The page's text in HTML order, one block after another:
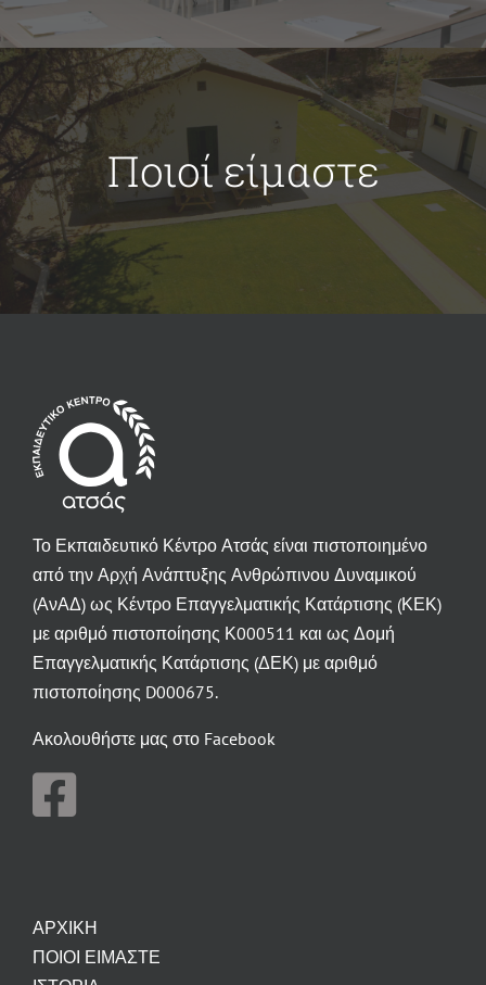
Ποιοί είμαστε
Το Εκπαιδευτικό Κέντρο Ατσάς είναι πιστοποιημένο
από την Αρχή Ανάπτυξης Ανθρώπινου Δυναμικού
(ΑνΑΔ) ως Κέντρο Επαγγελματικής Κατάρτισης (ΚΕΚ)
με αριθμό πιστοποίησης Κ000511 και ως Δομή
Επαγγελματικής Κατάρτισης (ΔΕΚ) με αριθμό
πιστοποίησης D000675.
Ακολουθήστε μας στο Facebook
ΑΡΧΙΚΗ
ΠΟΙΟΙ ΕΙΜΑΣΤΕ